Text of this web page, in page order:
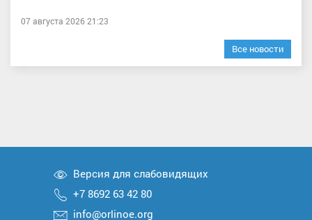
07 августа 2026 21:23
Все новости
Версия для слабовидящих
+7 8692 63 42 80
info@orlinoe.org